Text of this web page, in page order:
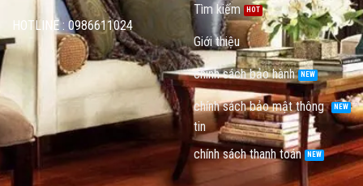
HOTLINE : 0986611024
Tìm kiếm
Giới thiệu
chính sách bảo hành
chính sách bảo mật thông
tin
chính sách thanh toán